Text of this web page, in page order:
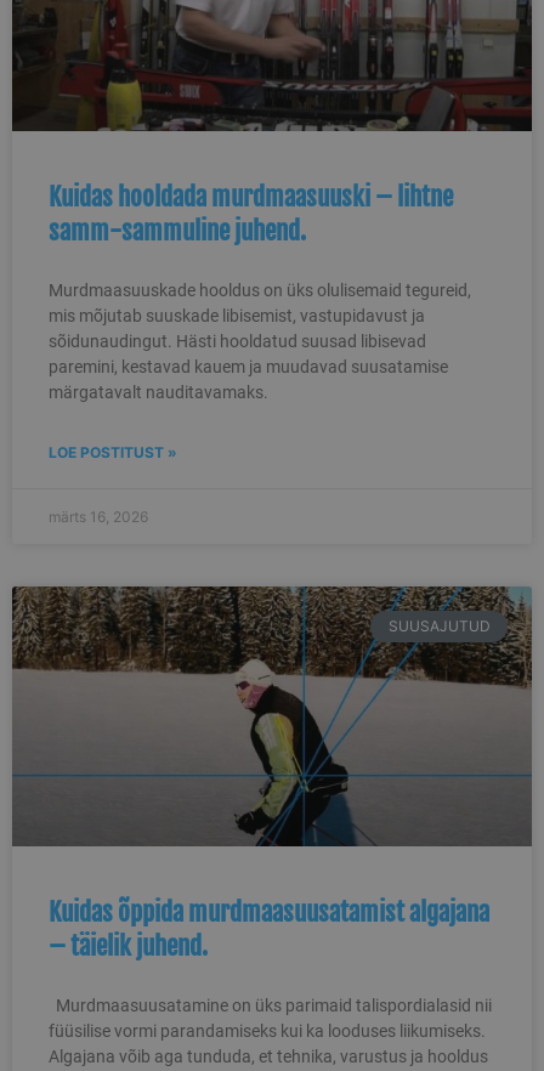
Kuidas hooldada murdmaasuuski – lihtne
samm-sammuline juhend.
Murdmaasuuskade hooldus on üks olulisemaid tegureid,
mis mõjutab suuskade libisemist, vastupidavust ja
sõidunaudingut. Hästi hooldatud suusad libisevad
paremini, kestavad kauem ja muudavad suusatamise
märgatavalt nauditavamaks.
LOE POSTITUST »
märts 16, 2026
SUUSAJUTUD
Kuidas õppida murdmaasuusatamist algajana
– täielik juhend.
Murdmaasuusatamine on üks parimaid talispordialasid nii
füüsilise vormi parandamiseks kui ka looduses liikumiseks.
Algajana võib aga tunduda, et tehnika, varustus ja hooldus